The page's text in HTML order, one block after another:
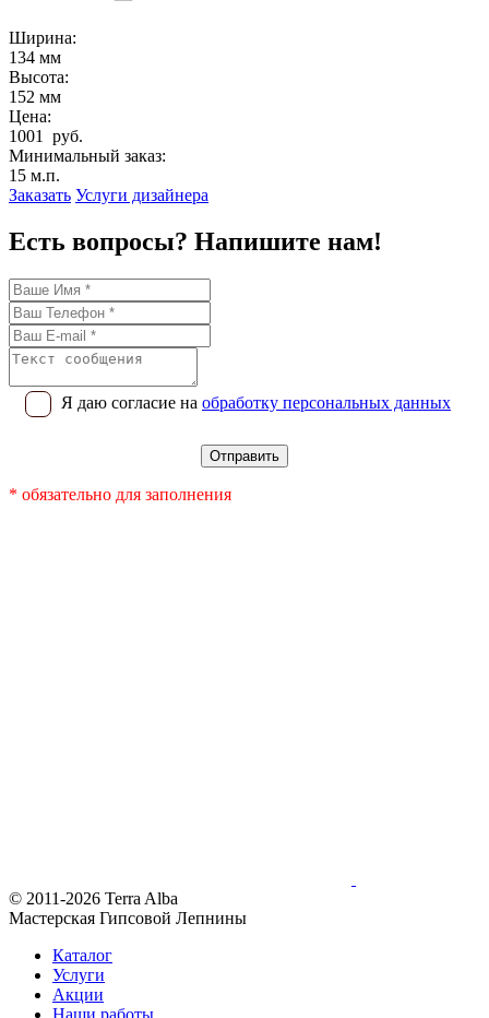
Ширина:
134 мм
Высота:
152 мм
Цена:
1001 руб.
Минимальный заказ:
15 м.п.
Заказать Услуги дизайнера
Есть вопросы? Напишите нам!
Я даю согласие на обработку персональных данных
* обязательно для заполнения
© 2011-2026 Terra Alba
Мастерская Гипсовой Лепнины
Каталог
Услуги
Акции
Наши работы